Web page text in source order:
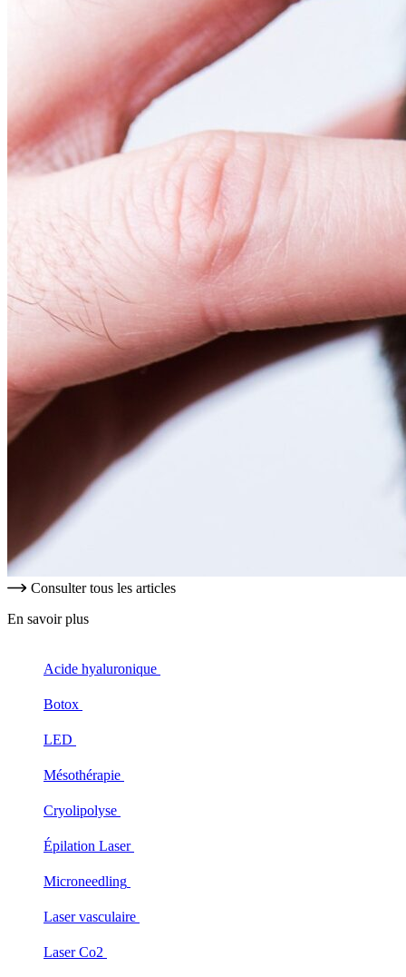
Consulter tous les articles
En savoir plus
Acide hyaluronique
Botox
LED
Mésothérapie
Cryolipolyse
Épilation Laser
Microneedling
Laser vasculaire
Laser Co2